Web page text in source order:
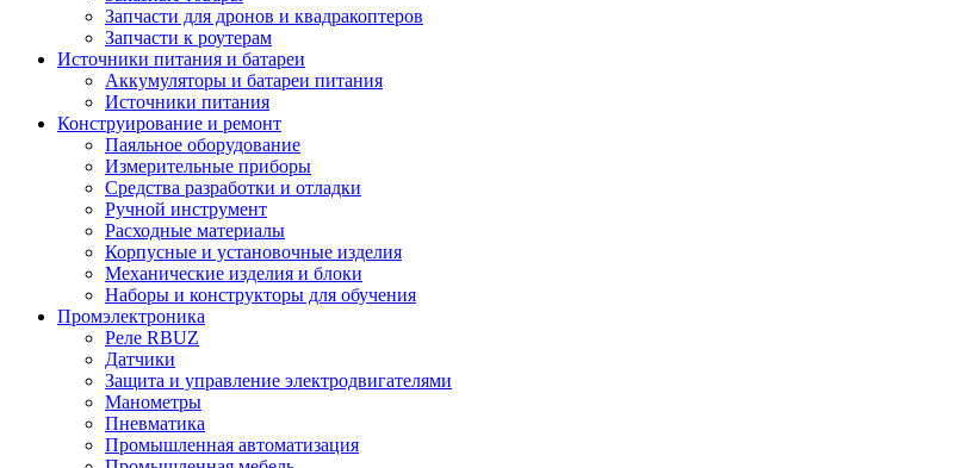
Запчасти для дронов и квадракоптеров
Запчасти к роутерам
Источники питания и батареи
Аккумуляторы и батареи питания
Источники питания
Конструирование и ремонт
Паяльное оборудование
Измерительные приборы
Средства разработки и отладки
Ручной инструмент
Расходные материалы
Корпусные и установочные изделия
Механические изделия и блоки
Наборы и конструкторы для обучения
Промэлектроника
Реле RBUZ
Датчики
Защита и управление электродвигателями
Манометры
Пневматика
Промышленная автоматизация